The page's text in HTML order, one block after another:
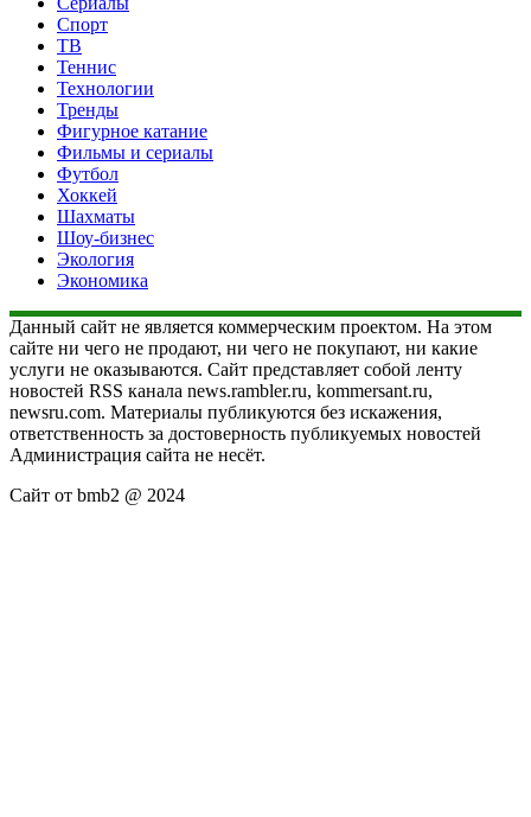
Спорт
ТВ
Теннис
Технологии
Тренды
Фигурное катание
Фильмы и сериалы
Футбол
Хоккей
Шахматы
Шоу-бизнес
Экология
Экономика
Данный сайт не является коммерческим проектом. На этом
сайте ни чего не продают, ни чего не покупают, ни какие
услуги не оказываются. Сайт представляет собой ленту
новостей RSS канала news.rambler.ru, kommersant.ru,
newsru.com. Материалы публикуются без искажения,
ответственность за достоверность публикуемых новостей
Администрация сайта не несёт.
Сайт от bmb2 @ 2024